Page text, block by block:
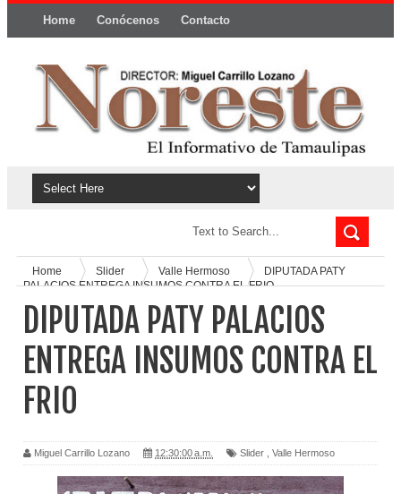
Home Conócenos Contacto
Home Slider Valle Hermoso
DIPUTADA PATY
PALACIOS ENTREGA INSUMOS CONTRA EL FRIO
DIPUTADA PATY PALACIOS
ENTREGA INSUMOS CONTRA EL
FRIO
Miguel Carrillo Lozano 12:30:00 a.m. Slider Valle Hermoso